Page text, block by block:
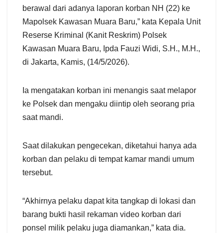
berawal dari adanya laporan korban NH (22) ke
Mapolsek Kawasan Muara Baru,” kata Kepala Unit
Reserse Kriminal (Kanit Reskrim) Polsek
Kawasan Muara Baru, Ipda Fauzi Widi, S.H., M.H.,
di Jakarta, Kamis, (14/5/2026).
Ia mengatakan korban ini menangis saat melapor
ke Polsek dan mengaku diintip oleh seorang pria
saat mandi.
Saat dilakukan pengecekan, diketahui hanya ada
korban dan pelaku di tempat kamar mandi umum
tersebut.
“Akhirnya pelaku dapat kita tangkap di lokasi dan
barang bukti hasil rekaman video korban dari
ponsel milik pelaku juga diamankan,” kata dia.